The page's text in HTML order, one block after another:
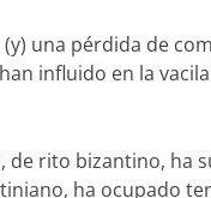
una pérdida de
influido en la
de rito bizantino,
ha ocupado